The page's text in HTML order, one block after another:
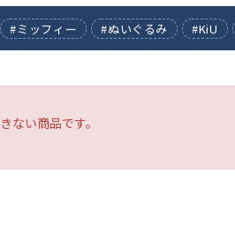
#ミッフィー #ぬいぐるみ #KiU
ない商品です。